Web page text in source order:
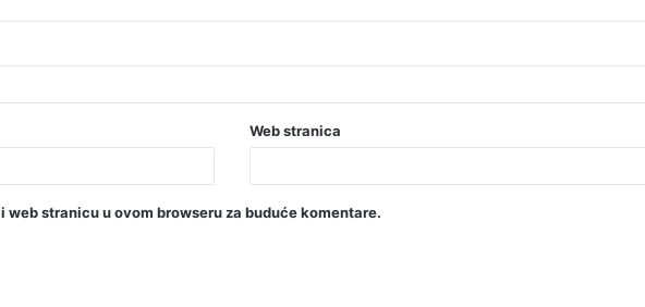
Web stranica
web stranicu u ovom browseru za buduće komentare.